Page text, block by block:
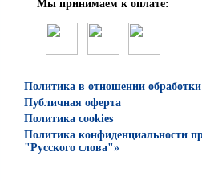
Мы принимаем к оплате:
Политика в отношении
Публичная оферта
Политика cookies
Политика конфиденциальности
"Русского слова"»